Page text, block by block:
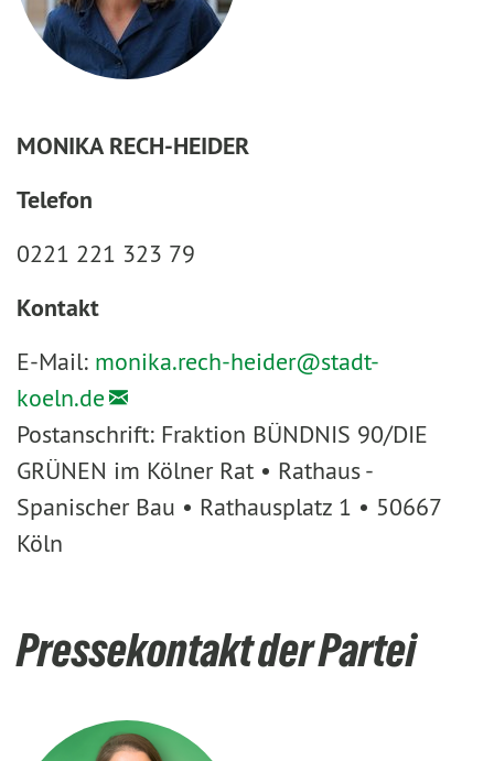
MONIKA RECH-HEIDER
Telefon
0221 221 323 79
Kontakt
E-Mail: monika.rech-heider@stadt-
koeln.de
Postanschrift: Fraktion BÜNDNIS 90/DIE
GRÜNEN im Kölner Rat • Rathaus -
Spanischer Bau • Rathausplatz 1 • 50667
Köln
Pressekontakt der Partei